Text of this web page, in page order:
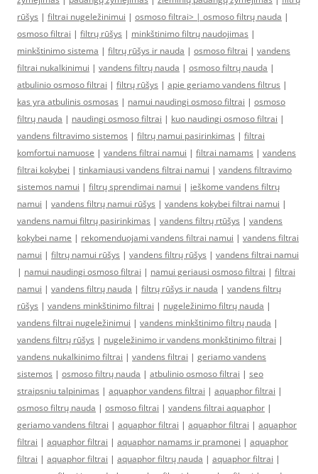
rūšys | filtrai nugeležinimui | osmoso filtrai> | osmoso filtrų nauda |
osmoso filtrai | filtrų rūšys | minkštinimo filtrų naudojimas |
minkštinimo sistema | filtrų rūšys ir nauda | osmoso filtrai | vandens
filtrai nukalkinimui | vandens filtrų nauda | osmoso filtrų nauda |
atbulinio osmoso filtrai | filtrų rūšys | apie geriamo vandens filtrus |
kas yra atbulinis osmosas | namui naudingi osmoso filtrai | osmoso
filtrų nauda | naudingi osmoso filtrai | kuo naudingi osmoso filtrai |
vandens filtravimo sistemos | filtrų namui pasirinkimas | filtrai
komfortui namuose | vandens filtrai namui | filtrai namams | vandens
filtrai kokybei | tinkamiausi vandens filtrai namui | vandens filtravimo
sistemos namui | filtrų sprendimai namui | ieškome vandens filtrų
namui | vandens filtrų namui rūšys | vandens kokybei filtrai namui |
vandens namui filtrų pasirinkimas | vandens filtrų rtūšys | vandens
kokybei name | rekomenduojami vandens filtrai namui | vandens filtrai
namui | filtrų namui rūšys | vandens filtrų rūšys | vandens filtrai namui
| namui naudingi osmoso filtrai | namui geriausi osmoso filtrai | filtrai
namui | vandens filtrų nauda | filtrų rūšys ir nauda | vandens filtrų
rūšys | vandens minkštinimo filtrai | nugeležinimo filtrų nauda |
vandens filtrai nugeležinimui | vandens minkštinimo filtrų nauda |
vandens filtrų rūšys | nugeležinimo ir vandens monkštinimo filtrai |
vandens nukalkinimo filtrai | vandens filtrai | geriamo vandens
sistemos | osmoso filtrų nauda | atbulinio osmoso filtrai | seo
straipsniu talpinimas | aquaphor vandens filtrai | aquaphor filtrai |
osmoso filtrų nauda | osmoso filtrai | vandens filtrai aquaphor |
geriamo vandens filtrai | aquaphor filtrai | aquaphor filtrai | aquaphor
filtrai | aquaphor filtrai | aquaphor namams ir pramonei | aquaphor
filtrai | aquaphor filtrai | aquaphor filtrų nauda | aquaphor filtrai |